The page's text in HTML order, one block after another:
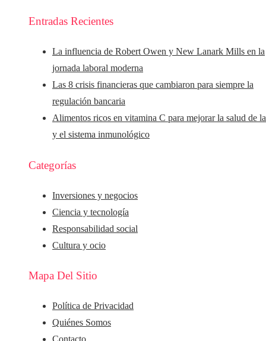
Entradas Recientes
La influencia de Robert Owen y New Lanark Mills en la
jornada laboral moderna
Las 8 crisis financieras que cambiaron para siempre la
regulación bancaria
Alimentos ricos en vitamina C para mejorar la salud de
y el sistema inmunológico
Categorías
Inversiones y negocios
Ciencia y tecnología
Responsabilidad social
Cultura y ocio
Mapa Del Sitio
Política de Privacidad
Quiénes Somos